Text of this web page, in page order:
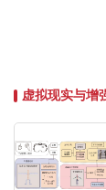
虚拟现实与增